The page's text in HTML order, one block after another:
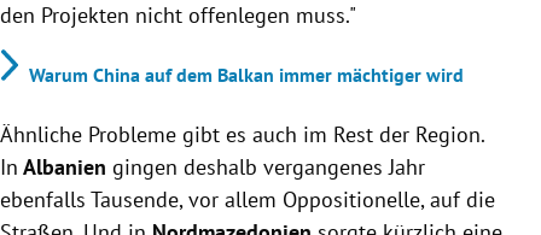
den Projekten nicht offenlegen muss."
Warum China auf dem Balkan immer mächtiger wird
Ähnliche Probleme gibt es auch im Rest der Region.
In Albanien gingen deshalb vergangenes Jahr
ebenfalls Tausende, vor allem Oppositionelle, auf die